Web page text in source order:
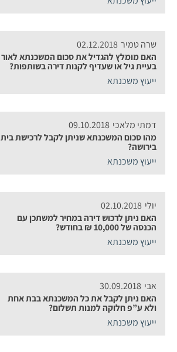
שרה טמיר 02.12.2018
האם מומלץ להגדיל את סכום המשכנתא לאור
בעיית גיל או שעדיף לקנות דירה בשותפות?
ייעוץ משכנתא
דמתי מלאכי 09.10.2018
מהו סכום המשכנתא שניתן לקבל לרכישת בית
בירושה?
ייעוץ משכנתא
יולי 02.10.2018
האם ניתן לרכוש דירה במחיר למשתכן עם
הכנסה של 10,000 ₪ בחודש?
ייעוץ משכנתא
אבי 30.09.2018
האם ניתן לקבל את כל המשכנתא בבת אחת
ולא ע”פ חלוקה למנות תשלום?
ייעוץ משכנתא